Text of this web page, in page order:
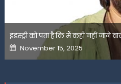
इंडस्ट्री को पता है कि मैं कहीं नहीं जाने
Posted
on
November 15, 2025